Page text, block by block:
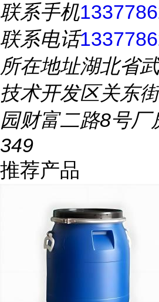
联系手机
联系电话
所在地址湖北省
技术开发区关东
园财富二路8号厂
349
推荐产品